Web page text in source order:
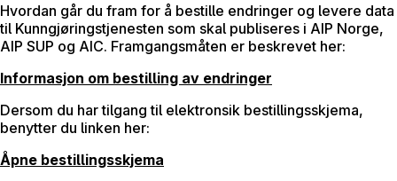
Hvordan går du fram for å bestille endringer og levere data
til Kunngjøringstjenesten som skal publiseres i AIP Norge,
AIP SUP og AIC. Framgangsmåten er beskrevet her:
Informasjon om bestilling av endringer
Dersom du har tilgang til elektronsik bestillingsskjema,
benytter du linken her:
Åpne bestillingsskjema